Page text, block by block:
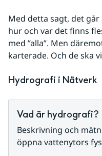
Med detta sagt, det
hur och var det finns
med ”alla”. Men
karterade. Och de ska
Hydrografi i Nätverk
Vad är hydrografi?
Beskrivning och
öppna vattenytors